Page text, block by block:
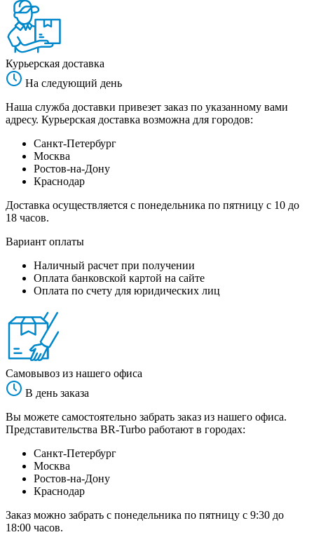
Курьерская доставка
На следующий день
Наша служба доставки привезет заказ по указанному вами
адресу. Курьерская доставка возможна для городов:
Санкт-Петербург
Москва
Ростов-на-Дону
Краснодар
Доставка осуществляется с понедельника по пятницу с 10 до
18 часов.
Вариант оплаты
Наличный расчет при получении
Оплата банковской картой на сайте
Оплата по счету для юридических лиц
Самовывоз из нашего офиса
В день заказа
Вы можете самостоятельно забрать заказ из нашего офиса.
Представительства BR-Turbo работают в городах:
Санкт-Петербург
Москва
Ростов-на-Дону
Краснодар
Заказ можно забрать с понедельника по пятницу с 9:30 до
18:00 часов.